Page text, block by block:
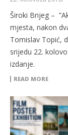
Široki Brijeg –
mjesta, nakon
Tomislav Topić,
srijedu 22.
izdanje.
READ MORE